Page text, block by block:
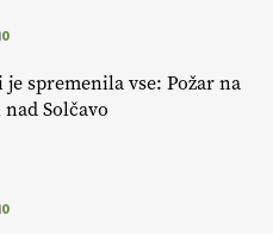
0
spremenila vse: Požar na
Solčavo
0